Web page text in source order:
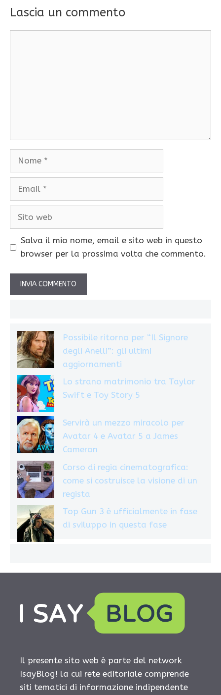
Lascia un commento
Nome
Email
Sito
Salva il mio nome, email e sito web in questo
browser per la prossima volta che commento.
Possibile ritorno per “Il Signore
degli Anelli”: gli ultimi
aggiornamenti
Lo strano matrimonio tra Taylor
Swift e Toy Story 5
Servirà un mezzo miracolo per
Avatar 4 e Avatar 5 a James
Cameron
Corso di regia cinematografica:
come si costruisce la visione di un
regista
Top Gun 3 è ufficialmente in fase
di sviluppo in questa fase
Il presente sito web è parte del network
IsayBlog! la cui rete editoriale comprende
siti tematici di informazione indipendente